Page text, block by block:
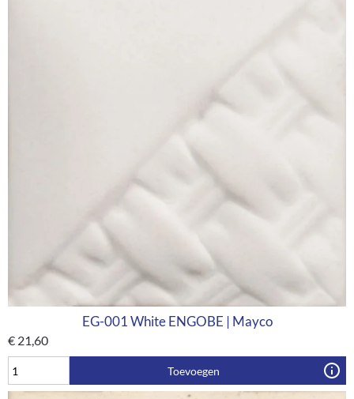
EG-001 White ENGOBE | Mayco
€ 21,60
Toevoegen